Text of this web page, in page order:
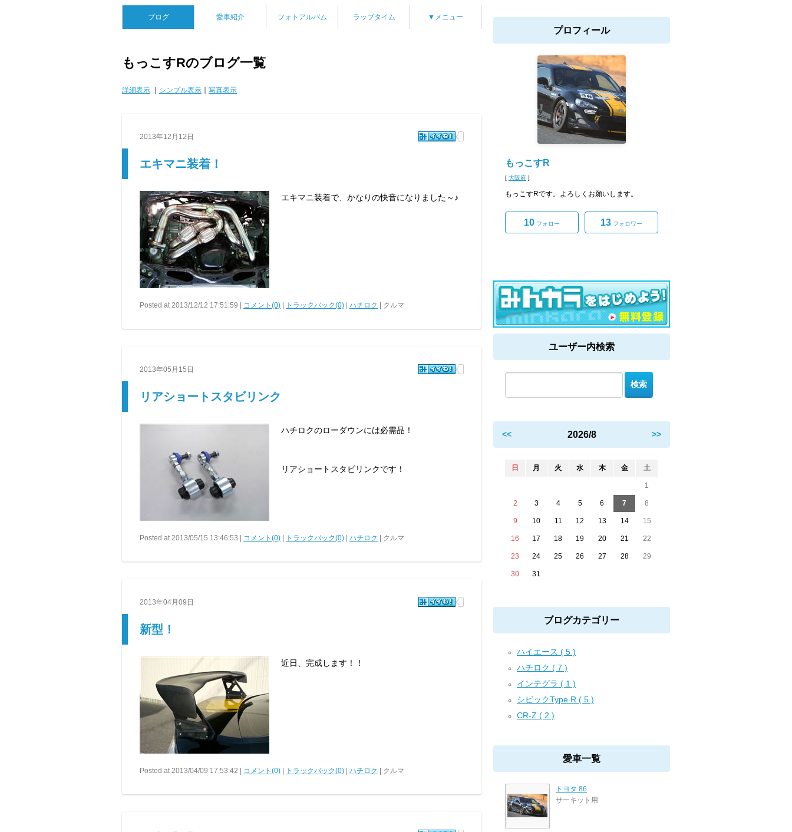
ブログ 愛車紹介 フォトアルバム ラップタイム ▼メニュー
もっこすRのブログ一覧
詳細表示 シンプル表示 写真表示
2013年12月12日
エキマニ装着！
エキマニ装着で、かなりの快音になりました～♪
Posted at 2013/12/12 17:51:59 | コメント(0) トラックバック(0) ハチロク | クルマ
2013年05月15日
リアショートスタビリンク
ハチロクのローダウンには必需品！
リアショートスタビリンクです！
Posted at 2013/05/15 13:46:53 | コメント(0) トラックバック(0) ハチロク | クルマ
2013年04月09日
新型！
近日、完成します！！
Posted at 2013/04/09 17:53:42 | コメント(0) トラックバック(0) ハチロク | クルマ
プロフィール
もっこすR
[ 大阪府 ]
もっこすRです。よろしくお願いします。
10 フォロー 13 フォロワー
ユーザー内検索
<< 2026/8 >>
日 月 火 水 木 金 土
1
2 3 4 5 6 7 8
9 10 11 12 13 14 15
16 17 18 19 20 21 22
23 24 25 26 27 28 29
30 31
ブログカテゴリー
ハイエース ( 5 )
ハチロク ( 7 )
インテグラ ( 1 )
シビックType R ( 5 )
CR-Z ( 2 )
愛車一覧
トヨタ 86
サーキット用